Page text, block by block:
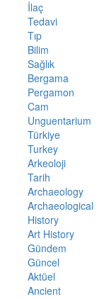
İlaç
Tedavi
Tıp
Bilim
Sağlık
Bergama
Pergamon
Cam
Unguentarium
Türkiye
Turkey
Arkeoloji
Tarih
Archaeology
Archaeological
History
Art History
Gündem
Güncel
Aktüel
Ancient